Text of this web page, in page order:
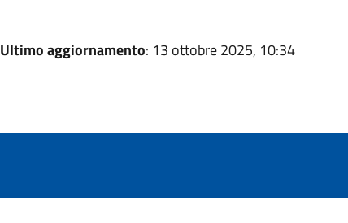
Ultimo aggiornamento: 13 ottobre 2025, 10:34